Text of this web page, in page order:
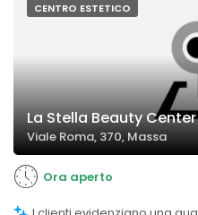
CENTRO ESTETICO
La Stella Beauty Center
Viale Roma, 370, Massa
Ora aperto